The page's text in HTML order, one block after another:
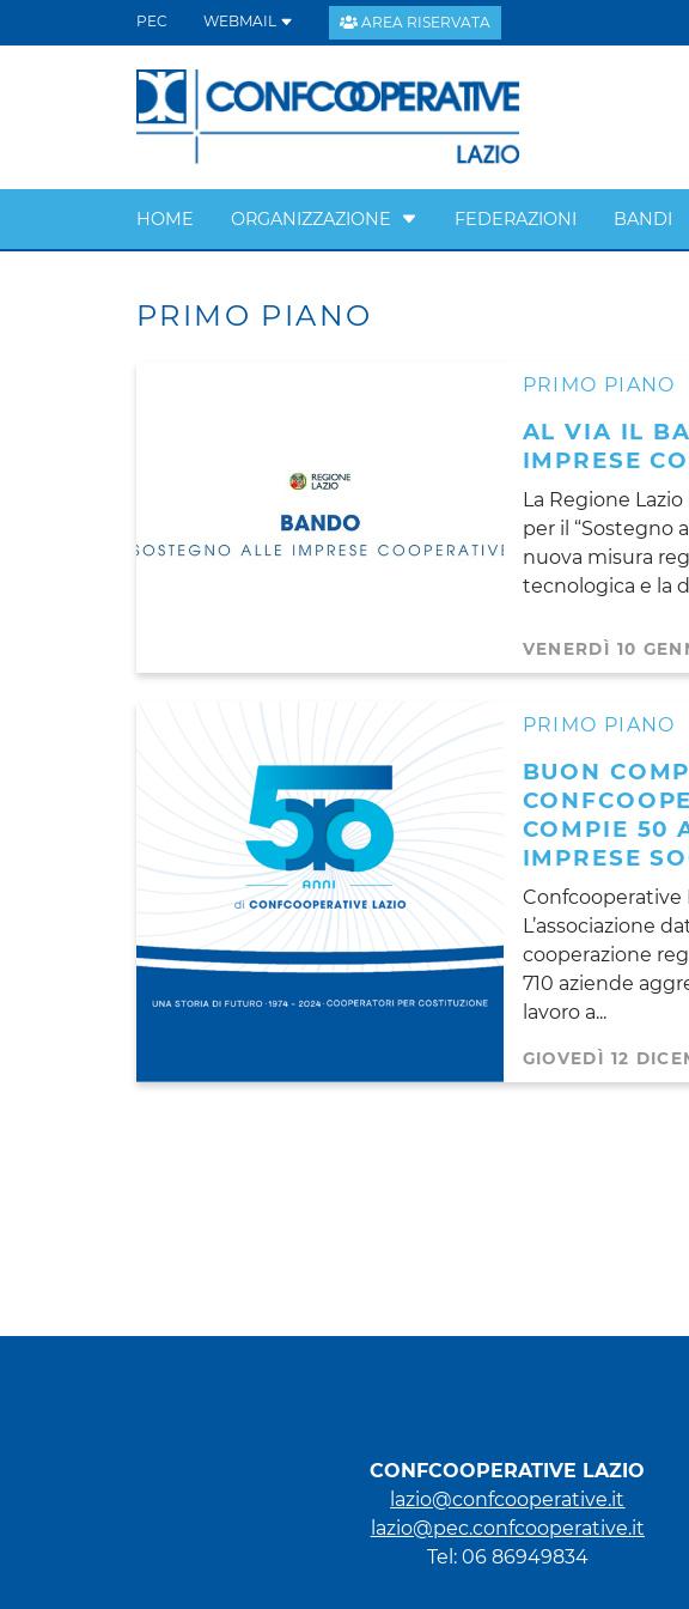
PEC WEBMAIL AREA RISERVATA
HOME ORGANIZZAZIONE FEDERAZIONI BANDI
PRIMO PIANO
PRIMO PIANO
AL VIA IL
IMPRESE
La Regione
per il “Sostegno
nuova misura
tecnologica e la
VENERDÌ 10
PRIMO PIANO
BUON
COMPIE 50
IMPRESE
Confcooperative
L’associazione
cooperazione
710 aziende
lavoro a...
GIOVEDÌ 12
CONFCOOPERATIVE LAZIO
lazio@confcooperative.it
lazio@pec.confcooperative.it
Tel: 06 86949834